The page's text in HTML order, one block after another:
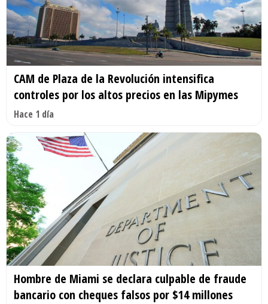
CAM de Plaza de la Revolución intensifica
controles por los altos precios en las Mipymes
Hace 1 día
Hombre de Miami se declara culpable de fraude
bancario con cheques falsos por $14 millones